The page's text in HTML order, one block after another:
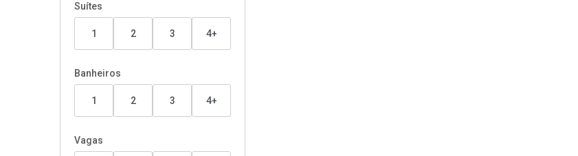
Suítes
1 2 3 4+
Banheiros
1 2 3 4+
Vagas